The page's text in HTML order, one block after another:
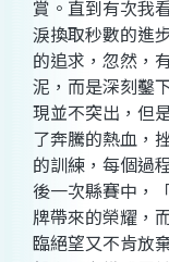
賞。直到有次我
淚換取秒數的進
的追求，忽然，
泥，而是深刻鑿
現並不突出，但
了奔騰的熱血，
的訓練，每個過
後一次縣賽中，
牌帶來的榮耀，
臨絕望又不肯放